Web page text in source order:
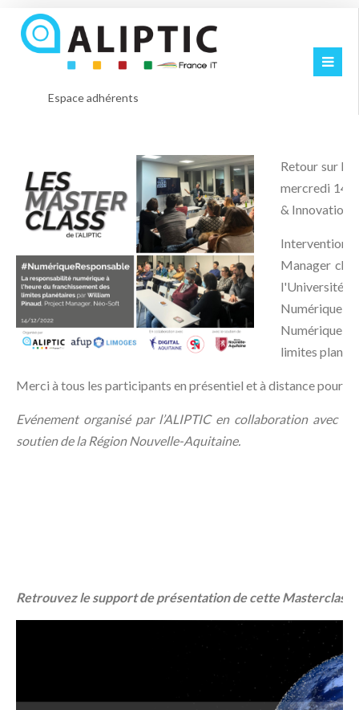
Espace adhérents
Retour sur la
mercredi 14
& Innovation.
Manager
l'Université
Numérique
limites
Merci à tous les participants en présentiel et à distance pour
Evénement organisé par l’ALIPTIC en collaboration avec
soutien de la Région Nouvelle-Aquitaine.
Retrouvez le support de présentation de cette Masterclass